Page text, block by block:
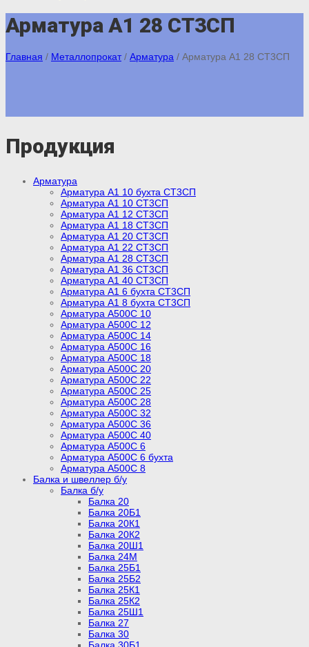
Арматура А1 28 СТ3СП
Главная / Металлопрокат / Арматура / Арматура А1 28 СТ3СП
Продукция
Арматура
Арматура А1 10 бухта СТ3СП
Арматура А1 10 СТ3СП
Арматура А1 12 СТ3СП
Арматура А1 18 СТ3СП
Арматура А1 20 СТ3СП
Арматура А1 22 СТ3СП
Арматура А1 28 СТ3СП
Арматура А1 36 СТ3СП
Арматура А1 40 СТ3СП
Арматура А1 6 бухта СТ3СП
Арматура А1 8 бухта СТ3СП
Арматура А500С 10
Арматура А500С 12
Арматура А500С 14
Арматура А500С 16
Арматура А500С 18
Арматура А500С 20
Арматура А500С 22
Арматура А500С 25
Арматура А500С 28
Арматура А500С 32
Арматура А500С 36
Арматура А500С 40
Арматура А500С 6
Арматура А500С 6 бухта
Арматура А500С 8
Балка и швеллер б/у
Балка б/у
Балка 20
Балка 20Б1
Балка 20К1
Балка 20К2
Балка 20Ш1
Балка 24М
Балка 25Б1
Балка 25Б2
Балка 25К1
Балка 25К2
Балка 25Ш1
Балка 27
Балка 30